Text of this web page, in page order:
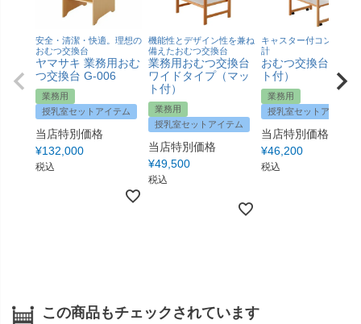
安全・清潔・快適。理想の
おむつ交換台
ヤマサキ 業務用おむ
つ交換台 G-006
業務用
授乳室セットアイテム
当店特別価格
¥132,000
税込
機能性とデザイン性を兼ね
備えたおむつ交換台
業務用おむつ交換台
ワイドタイプ（マッ
ト付）
業務用
授乳室セットアイテム
当店特別価格
¥49,500
税込
キャスター付コンパクト
計
おむつ交換台（マ
ト付）
業務用
授乳室セットアイテム
当店特別価格
¥46,200
税込
この商品もチェックされています